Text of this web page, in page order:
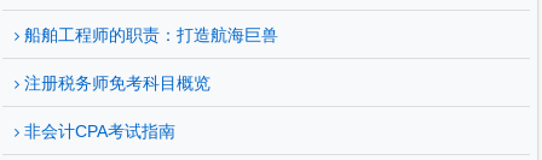
船舶工程师的职责：打造航海巨兽
注册税务师免考科目概览
非会计CPA考试指南